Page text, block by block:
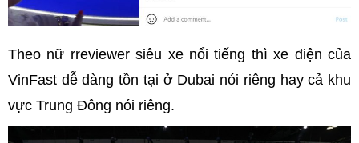
Theo nữ rreviewer siêu xe nổi tiếng thì xe điện của
VinFast dễ dàng tồn tại ở Dubai nói riêng hay cả khu
vực Trung Đông nói riêng.